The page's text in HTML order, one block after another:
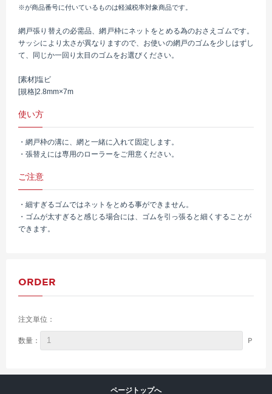
※が商品番号に付いているものは軽減税率対象商品です。
網戸張り替えの必需品、網戸枠にネットをとめる為のおさえゴムです。
サッシにより太さが異なりますので、お使いの網戸のゴムを少しはずし
て、同じか一回り太目のゴムをお選びください。
[素材]塩ビ
[規格]2.8mm×7m
使い方
・網戸枠の溝に、網と一緒に入れて固定します。
・張替えには専用のローラーをご用意ください。
ご注意
・細すぎるゴムではネットをとめる事ができません。
・ゴムが太すぎると感じる場合には、ゴムを引っ張ると細くすることが
できます。
ORDER
注文単位：
数量： Ｐ
ページトップへ